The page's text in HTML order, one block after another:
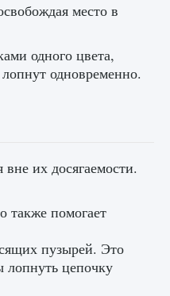
место в
одного цвета,
одновременно.
их досягаемости.
также помогает
пузырей. Это
лопнуть цепочку